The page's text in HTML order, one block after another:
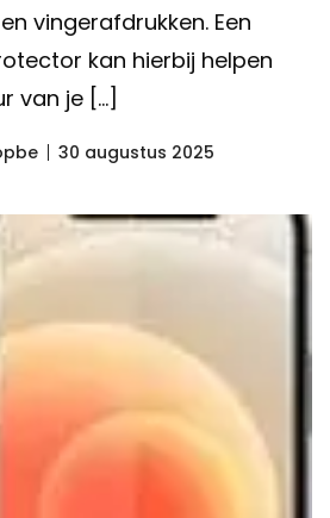
vingerafdrukken. Een
kan hierbij helpen
van je […]
30 augustus 2025